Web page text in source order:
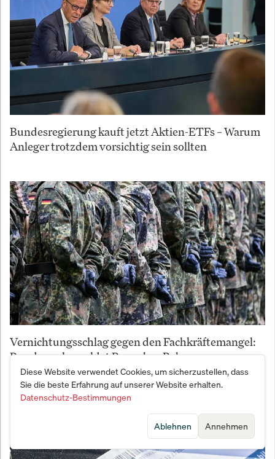
Bundesregierung kauft jetzt Aktien-ETFs – Warum
Anleger trotzdem vorsichtig sein sollten
Vernichtungsschlag gegen den Fachkräftemangel:
Bundeswehr meldet Bewerber-Beben
Diese Website verwendet Cookies, um sicherzustellen, dass
Sie die beste Erfahrung auf unserer Website erhalten.
Datenschutz-Bestimmungen
Annehmen
Ablehnen